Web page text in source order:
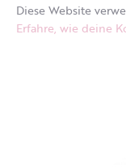
Diese Website
Erfahre, wie deine